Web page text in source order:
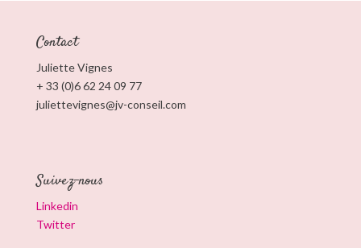
Contact
Juliette Vignes
+ 33 (0)6 62 24 09 77
juliettevignes@jv-conseil.com
Suivez-nous
Linkedin
Twitter